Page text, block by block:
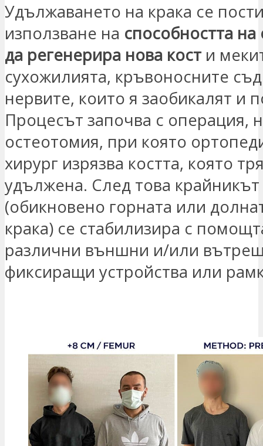
Удължаването на крака се
използване на способността
да регенерира нова кости
сухожилията, кръвоносните
нервите, които я заобикалят и
Процесът започва с операция,
остеотомия, при която
хирург изрязва костта, която
удължена. След това крайникът
(обикновено горната или
крака) се стабилизира с
различни външни и/или
фиксиращи устройства или